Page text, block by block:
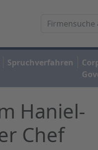
Spruchverfahren
Haniel-
Chef